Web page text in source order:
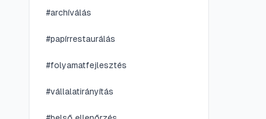
#archíválás
#papírrestaurálás
#folyamatfejlesztés
#vállalatirányítás